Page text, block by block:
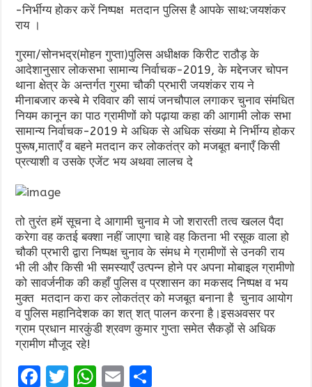
-निर्भीग्य होकर करें निष्पक्ष मतदान पुलिस है आपके साथ:जयशंकर
राय ।
गुरमा/सोनभद्र(मोहन गुप्ता)पुलिस अधीक्षक किरीट राठौड़ के
आदेशानुसार लोकसभा सामान्य निर्वाचक-2019, के मद्देनजर चोपन
थाना क्षेत्र के अन्तर्गत गुरमा चौकी प्रभारी जयशंकर राय ने
मीनाबजार कस्बे मे रविवार की सायं जनचौपाल लगाकर चुनाव संमधित
नियम कानून का पाठ ग्रामीणों को पढ़ाया कहा की आगामी लोक सभा
सामान्य निर्वाचक-2019 मे अधिक से अधिक संख्या मे निर्भीग्य होकर
पुरूष,माताएँ व बहने मतदान कर लोकतंत्र को मजबूत बनाएँ किसी
प्रत्याशी व उसके एजेंट भय अथवा लालच दे
तो तुरंत हमें सूचना दे आगामी चुनाव मे जो शरारती तत्व खलल पैदा
करेगा वह कतई बक्शा नहीं जाएगा चाहे वह कितना भी रसूक वाला हो
चौकी प्रभारी द्वारा निष्पक्ष चुनाव के संमध मे ग्रामीणों से उनकी राय
भी ली और किसी भी समस्याएँ उत्पन्न होने पर अपना मोबाइल ग्रामीणो
को सावर्जनीक की कहाँ पुलिस व प्रशासन का मकसद निष्पक्ष व भय
मुक्त मतदान करा कर लोकतंत्र को मजबूत बनाना है चुनाव आयोग
व पुलिस महानिदेशक का शत् शत् पालन करना है।इसअवसर पर
ग्राम प्रधान मारकुंडी श्रवण कुमार गुप्ता समेत सैकड़ों से अधिक
ग्रामीण मौजूद रहे!
F
T
W E